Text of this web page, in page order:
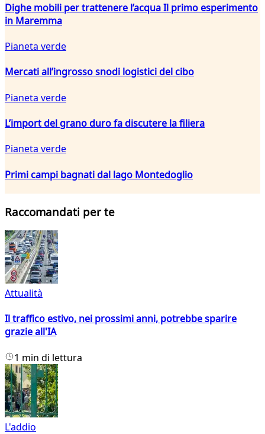
Dighe mobili per trattenere l’acqua Il primo esperimento
in Maremma
Pianeta verde
Mercati all’ingrosso snodi logistici del cibo
Pianeta verde
L’import del grano duro fa discutere la filiera
Pianeta verde
Primi campi bagnati dal lago Montedoglio
Raccomandati per te
Attualità
Il traffico estivo, nei prossimi anni, potrebbe sparire
grazie all'IA
1 min di lettura
L'addio